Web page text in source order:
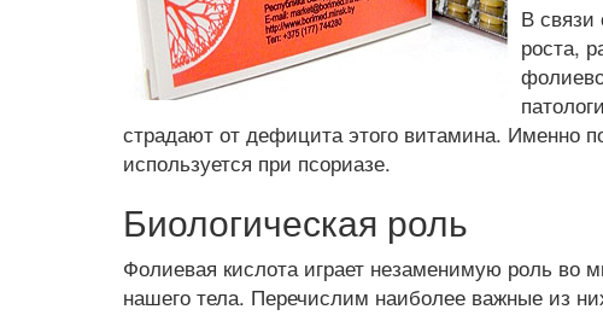
В связи
роста,
страдают от дефицита этого витамина. Именно
используется при псориазе.
Биологическая роль
Фолиевая кислота играет незаменимую роль во
нашего тела. Перечислим наиболее важные из